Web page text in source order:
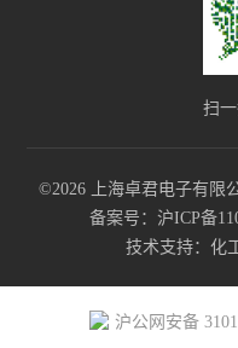
扫
©2026 上海卓君电子有限
备案号：沪ICP备
技术支持： 化
沪公网安备